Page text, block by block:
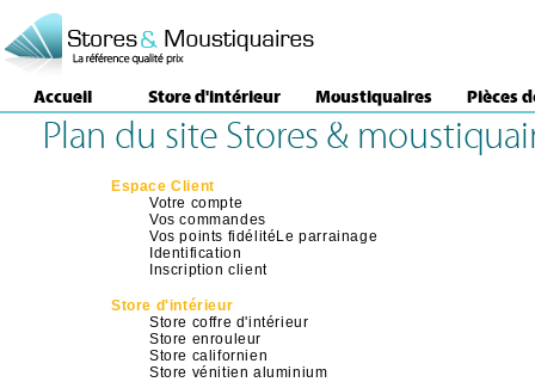
Accueil Store d'intérieur Moustiquaires Pièces
Plan du site Stores &
Espace Client
Votre compte
Vos commandes
Vos points fidélitéLe parrainage
Identification
Inscription client
Store d'intérieur
Store coffre d'intérieur
Store enrouleur
Store californien
Store vénitien aluminium